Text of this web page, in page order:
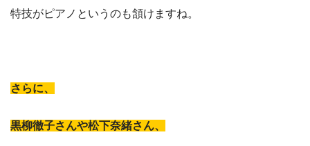
特技がピアノというのも頷けますね。
さらに、
黒柳徹子さんや松下奈緒さん、